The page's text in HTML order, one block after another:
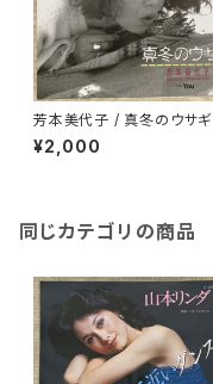
芳本美代子 / 真冬のウサギ
¥2,000
同じカテゴリの商品